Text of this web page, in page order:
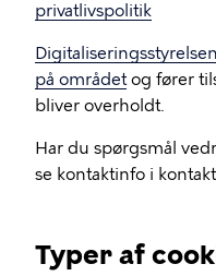
privatlivspolitik
på områdetog fører
bliver overholdt.
Har du spørgsmål
se kontaktinfo i
Typer af